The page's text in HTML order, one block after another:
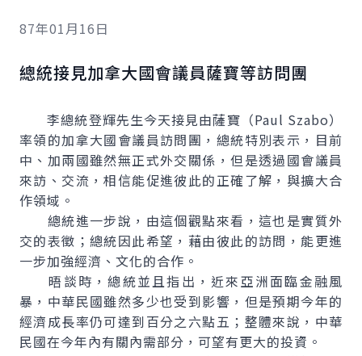
87年01月16日
總統接見加拿大國會議員薩寶等訪問團
李總統登輝先生今天接見由薩寶（Paul Szabo）
率領的加拿大國會議員訪問團，總統特別表示，目前
中、加兩國雖然無正式外交關係，但是透過國會議員
來訪、交流，相信能促進彼此的正確了解，與擴大合
作領域。
總統進一步說，由這個觀點來看，這也是實質外
交的表徵；總統因此希望，藉由彼此的訪問，能更進
一步加強經濟、文化的合作。
晤談時，總統並且指出，近來亞洲面臨金融風
暴，中華民國雖然多少也受到影響，但是預期今年的
經濟成長率仍可達到百分之六點五；整體來說，中華
民國在今年內有關內需部分，可望有更大的投資。